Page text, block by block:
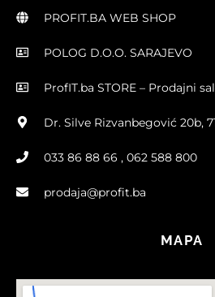
PROFIT.BA WEB SHOP
POLOG D.O.O. SARAJEVO
ProfIT.ba STORE – Prodajni
Dr. Silve Rizvanbegović 20b,
033 86 88 66 , 062 588 800
prodaja@profit.ba
MAPA